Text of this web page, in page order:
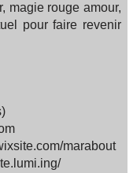
magie rouge amour,
pour faire revenir
marabout